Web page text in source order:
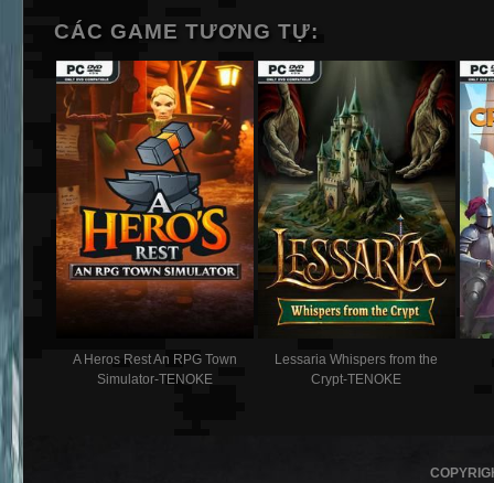
CÁC GAME TƯƠNG TỰ:
A Heros Rest An RPG Town
Simulator-TENOKE
Lessaria Whispers from the
Crypt-TENOKE